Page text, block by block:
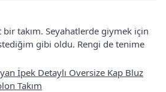
bir takım. Seyahatlerde giymek için
gibi oldu. Rengi de tenime
İpek Detaylı Oversize Kap Bluz
Takım